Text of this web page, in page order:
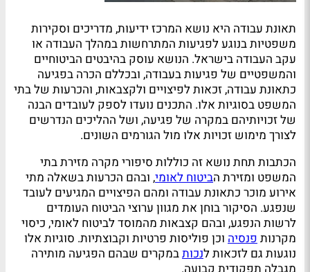
תאונת עבודה היא נושא המרכז ידיעות, מדריכים וסקירות
משפטיות בנוגע לפגיעות המתרחשות במהלך העבודה או
עקב העבודה בישראל. הנושא עוסק בהיבטים הביטוחיים
והמשפטיים של פגיעות בעבודה, ובכללם הכרה בפגיעה
כתאונת עבודה, זכאות לפיצויים ולקצבאות, והכרעות של בתי
המשפט בסוגיות אלו. התכנים נועדו לספק לעובדים הבנה
של זכויותיהם במקרה של פגיעה, ושל ההליכים הנדרשים
לצורך מימוש זכויות אלו מול הגורמים השונים.
הכתבות תחת נושא זה כוללות סיפורי מקרה מזירת בתי
המשפט ומזירת הביטוח לאומי, ובהם הכרעות בשאלה מתי
אירוע מוכר כתאונת עבודה ומהם הפיצויים המגיעים לעובד
שנפגע. הסיקור בוחן את מגוון ערוצי הביטוח העומדים
לרשות הנפגע, ובהם קצבאות מהמוסד לביטוח לאומי, כיסוי
מקרנותפנסיה וכן פוליסות פרטיות וקבוצתיות. סוגיות אלו
נוגעות גם לזכאות לנכותבמקרים שבהם הפגיעה מותירה